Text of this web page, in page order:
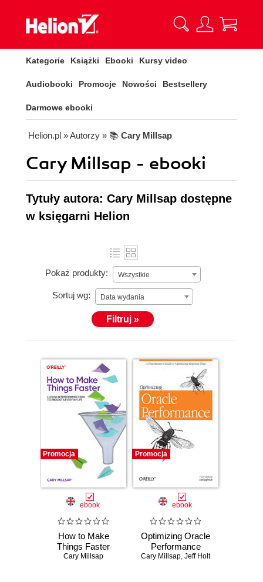
Kategorie Książki Ebooki Kursy video
Audiobooki Promocje Nowości Bestsellery
Darmowe ebooki
Helion.pl » Autorzy » 📚 Cary Millsap
Cary Millsap - ebooki
Tytuły autora: Cary Millsap dostępne
w księgarni Helion
Pokaż produkty: Wszystkie
Sortuj wg: Data wydania
Filtruj »
Promocja
ebook
How to Make
Things Faster
Cary Millsap
Promocja
ebook
Optimizing Oracle
Performance
Cary Millsap, Jeff Holt